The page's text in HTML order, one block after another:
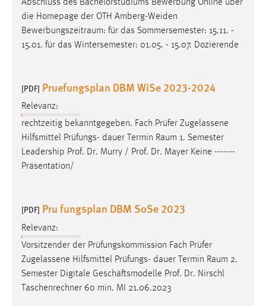
Abschluss des Bachelorstudiums Bewerbung Online über
die Homepage der OTH Amberg-Weiden
Bewerbungszeitraum: für das Sommersemester: 15.11. -
15.01. für das Wintersemester: 01.05. - 15.07. Dozierende
[PDF] Pruefungsplan DBM WiSe 2023-2024
Relevanz:
rechtzeitig bekanntgegeben. Fach Prüfer Zugelassene
Hilfsmittel Prüfungs- dauer Termin Raum 1. Semester
Leadership Prof. Dr. Murry / Prof. Dr. Mayer Keine -------
Präsentation/
[PDF] Pru fungsplan DBM SoSe 2023
Relevanz:
Vorsitzender der Prüfungskommission Fach Prüfer
Zugelassene Hilfsmittel Prüfungs- dauer Termin Raum 2.
Semester Digitale Geschäftsmodelle Prof. Dr. Nirschl
Taschenrechner 60 min. MI 21.06.2023
Performance
Zweck:
Für performante Seitenauslieferung wird in diesem Cookie
gespeichert, ob man eingeloggt ist.
Sprachpräferenz
Das Cookie speichert die gewählte Sprache der Website.
Cookie Laufzeit:
30 Tage